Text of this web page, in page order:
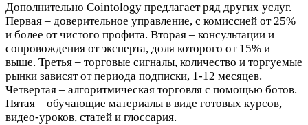
Дополнительно Cointology предлагает ряд других услуг.
Первая – доверительное управление, с комиссией от 25%
и более от чистого профита. Вторая – консультации и
сопровождения от эксперта, доля которого от 15% и
выше. Третья – торговые сигналы, количество и торгуемые
рынки зависят от периода подписки, 1-12 месяцев.
Четвертая – алгоритмическая торговля с помощью ботов.
Пятая – обучающие материалы в виде готовых курсов,
видео-уроков, статей и глоссария.